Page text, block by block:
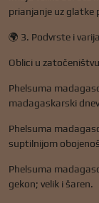
prianjanje uz glatke
🌍 3. Podvrste i
Oblici u
Phelsuma
madagaskarski
Phelsuma
suptilnijom
Phelsuma
gekon; velik i šaren.